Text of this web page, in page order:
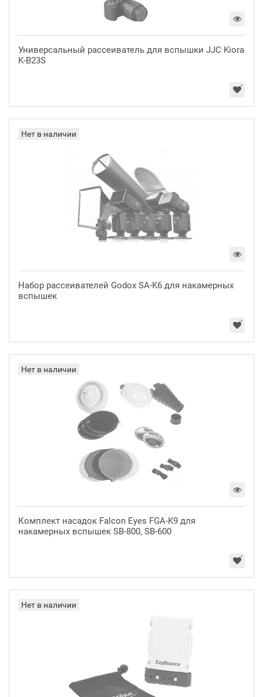
Универсальный рассеиватель для вспышки JJC Kiora
K-B23S
Нет в наличии
Набор рассеивателей Godox SA-K6 для накамерных
вспышек
Нет в наличии
Комплект насадок Falcon Eyes FGA-K9 для
накамерных вспышек SB-800, SB-600
Нет в наличии